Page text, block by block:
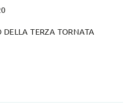
DELLA TERZA TORNATA